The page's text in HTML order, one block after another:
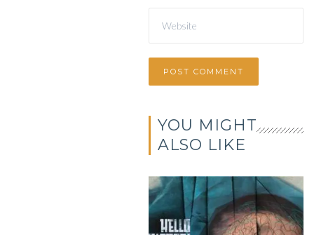
YOU MIGHT
ALSO LIKE